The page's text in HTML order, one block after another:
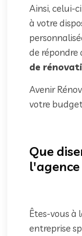
Ainsi, celui-
à votre
de répondre
de
Avenir
votre
Que
l'agence
Êtes-vous à
entreprise